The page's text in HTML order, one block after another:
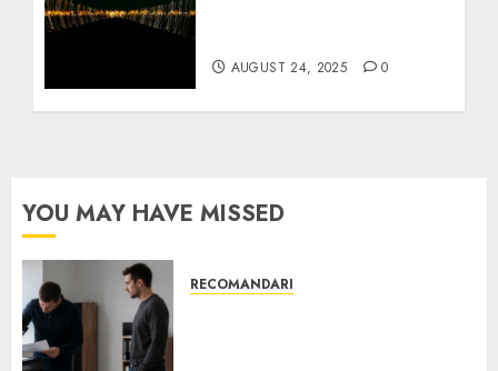
AUGUST 24, 2025 0
YOU MAY HAVE MISSED
RECOMANDARI